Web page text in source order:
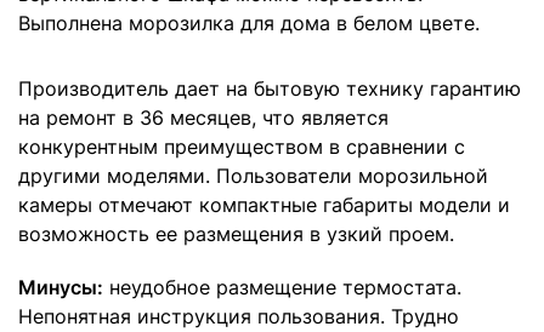
Выполнена морозилка для дома в белом цвете.
Производитель дает на бытовую технику гарантию
на ремонт в 36 месяцев, что является
конкурентным преимуществом в сравнении с
другими моделями. Пользователи морозильной
камеры отмечают компактные габариты модели и
возможность ее размещения в узкий проем.
Минусы: неудобное размещение термостата.
Непонятная инструкция пользования. Трудно